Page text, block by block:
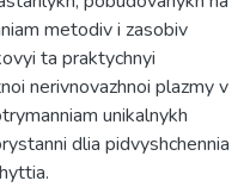
metodiv i zasobiv
ta praktychnyi
nerivnovazhnoi plazmy v
unikalnykh
dlia pidvyshchennia